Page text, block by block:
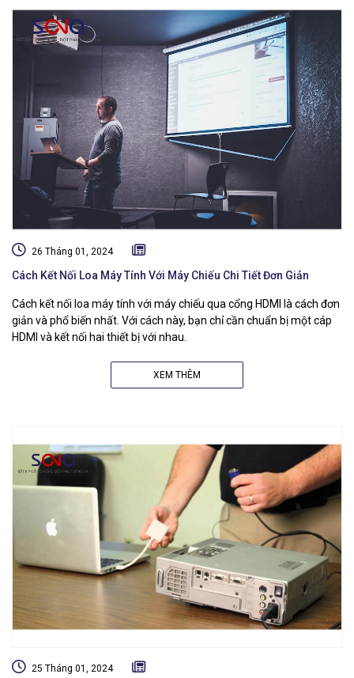
26 Tháng 01, 2024
Cách Kết Nối Loa Máy Tính Với Máy Chiếu Chi Tiết Đơn Giản
Cách kết nối loa máy tính với máy chiếu qua cổng HDMI là cách đơn
giản và phổ biến nhất. Với cách này, bạn chỉ cần chuẩn bị một cáp
HDMI và kết nối hai thiết bị với nhau.
XEM THÊM
25 Tháng 01, 2024